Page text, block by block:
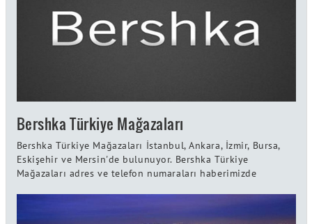
Bershka Türkiye Mağazaları
Bershka Türkiye Mağazaları İstanbul, Ankara, İzmir, Bursa,
Eskişehir ve Mersin'de bulunuyor. Bershka Türkiye
Mağazaları adres ve telefon numaraları haberimizde